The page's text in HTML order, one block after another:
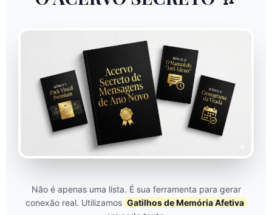
Não é apenas uma lista. É sua ferramenta para gerar
conexão real. Utilizamos Gatilhos de Memória Afetiva